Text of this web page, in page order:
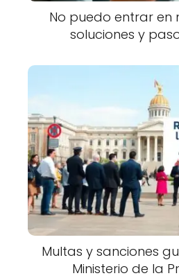
No puedo entrar en
soluciones y
Multas y sanciones
Ministerio de la